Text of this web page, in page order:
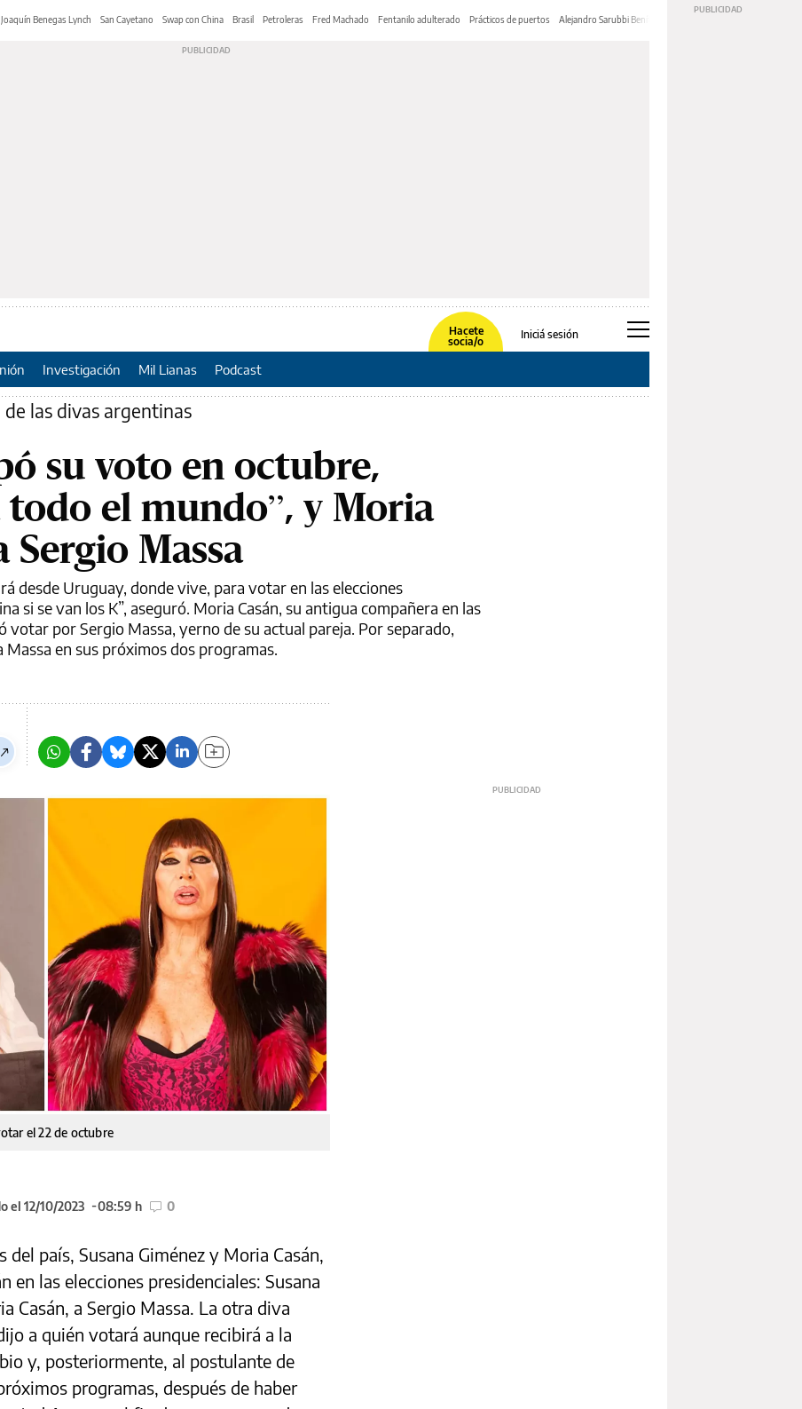
Joaquín Benegas Lynch San Cayetano Swap con China Brasil Petroleras Fred Machado Fentanilo adulterado Prácticos de puertos Alejandro Sarubbi Benítez
Hacete
socia/o
Iniciá sesión
Investigación Mil Lianas Podcast
las divas argentinas
su voto en octubre,
el mundo”, y Moria
Massa
desde Uruguay, donde vive, para votar en las elecciones
si se van los K”, aseguró. Moria Casán, su antigua compañera en las
votar por Sergio Massa, yerno de su actual pareja. Por separado,
en sus próximos dos programas.
el 22 de octubre
el 12/10/2023 08:59 h 0
país, Susana Giménez y Moria Casán,
en las elecciones presidenciales: Susana
Casán, a Sergio Massa. La otra diva
a quién votará aunque recibirá a la
y, posteriormente, al postulante de
programas, después de haber